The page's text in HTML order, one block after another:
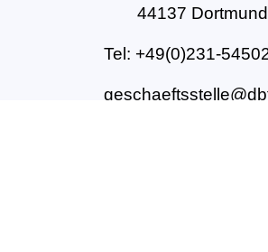
44137 Dortmund
Tel: +49(0)231-